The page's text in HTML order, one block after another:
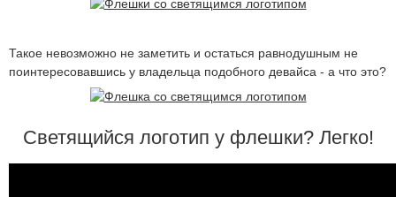
Такое невозможно не заметить и остаться равнодушным не
поинтересовавшись у владельца подобного девайса - а что это?
Светящийся логотип у флешки? Легко!